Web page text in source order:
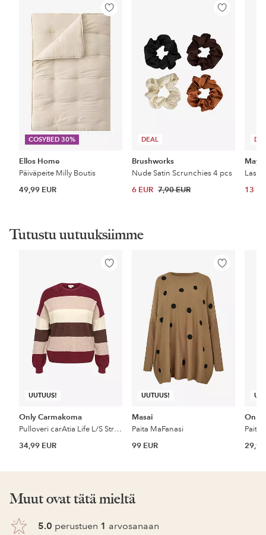
COSYBED 30%
Lisää
Ellos Home
Päiväpeite Milly Boutis
49,99 EUR
DEAL
Lisää
Brushworks
Nude Satin Scrunchies 4 pcs
6 EUR 7,90 EUR 13
Tutustu uutuuksiimme
UUTUUS!
Lisää
Only Carmakoma
Pulloveri carAtia Life L/S Stripe Pullov Knt
34,99 EUR
UUTUUS!
Lisää
Masai
Paita MaFanasi
99 EUR
Only
Paita
29,99
Muut ovat tätä mieltä
5.0 perustuen 1 arvosanaan